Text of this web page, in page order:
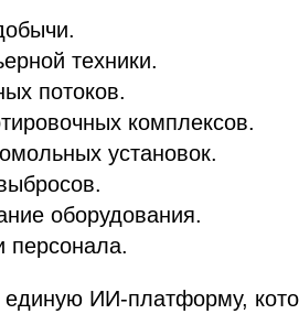
техники.
потоков.
комплексов.
установок.
оборудования.
персонала.
ИИ-платформу,